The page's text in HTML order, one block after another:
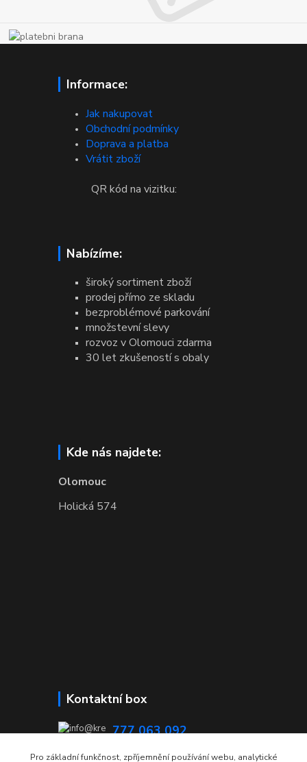
Informace:
Jak nakupovat
Obchodní podmínky
Doprava a platba
Vrátit zboží
QR kód na vizitku:
Nabízíme:
široký sortiment zboží
prodej přímo ze skladu
bezproblémové parkování
množstevní slevy
rozvoz v Olomouci zdarma
30 let zkušeností s obaly
Kde nás najdete:
Olomouc
Holická 574
Kontaktní box
777 063 092
Pro základní funkčnost, zpříjemnění používání webu, analytické